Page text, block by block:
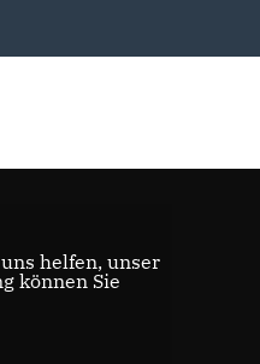
helfen, unser
können Sie